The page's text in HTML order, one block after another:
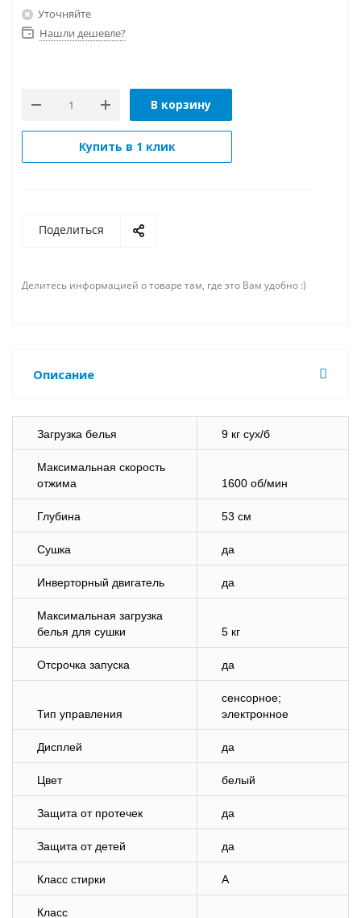
Уточняйте
Нашли дешевле?
В корзину
Купить в 1 клик
Поделиться
Делитесь информацией о товаре там, где это Вам удобно :)
Описание
Загрузка белья 9 кг сух/б
Максимальная скорость
отжима
1600 об/мин
Глубина 53 см
Сушка да
Инверторный двигатель да
Максимальная загрузка
белья для сушки
5 кг
Отсрочка запуска да
Тип управления
сенсорное;
электронное
Дисплей да
Цвет белый
Защита от протечек да
Защита от детей да
Класс стирки A
Класс